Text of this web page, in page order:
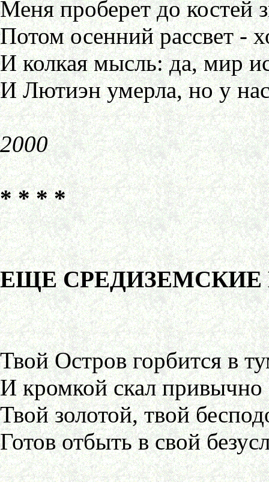
Меня проберет до костей
Потом осенний рассвет -
И колкая мысль: да, мир
И Лютиэн умерла, но у
2000
* * * *
ЕЩЕ
Твой Остров горбится в
И кромкой скал привычно
Твой золотой, твой
Готов отбыть в свой